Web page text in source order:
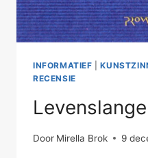
INFORMATIEF |
RECENSIE
Door Mirella Brok 9